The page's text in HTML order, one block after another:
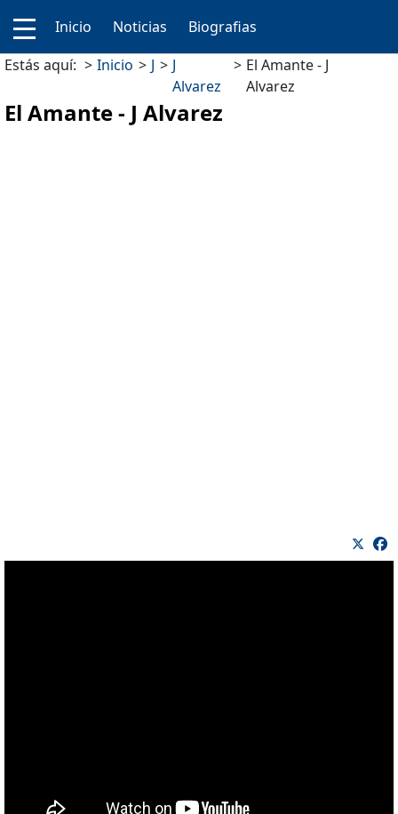
Inicio Noticias
Biografias
Estás aquí:
Inicio J
J
Alvarez
El Amante - J
Alvarez
El Amante - J Alvarez